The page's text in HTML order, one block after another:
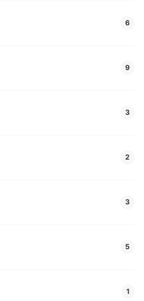
6
9
3
2
3
5
1